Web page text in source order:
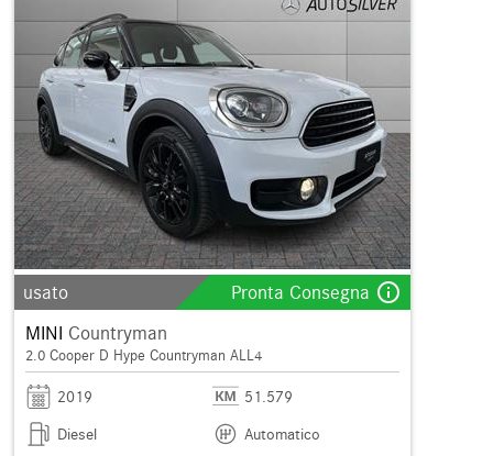
usato Pronta Consegna info_outline
MINI Countryman
2.0 Cooper D Hype Countryman ALL4
2019
51.579
Diesel
Automatico